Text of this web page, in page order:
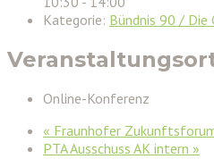
Kategorie: Bündnis 90 / Die
Online-Konferenz
« Fraunhofer
PTA Ausschuss AK intern »